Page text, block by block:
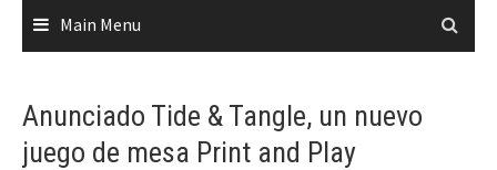
Main Menu
Anunciado Tide & Tangle, un nuevo
juego de mesa Print and Play